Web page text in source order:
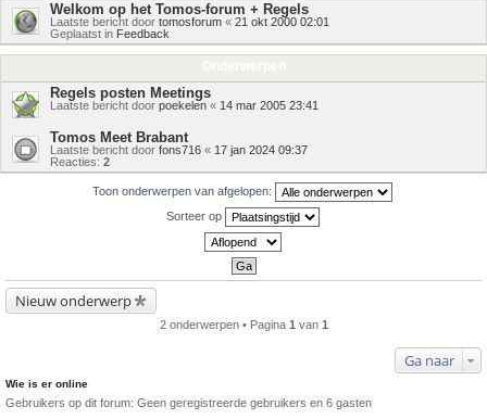
Welkom op het Tomos-forum + Regels
Laatste bericht door tomosforum « 21 okt 2000 02:01
Geplaatst in Feedback
Regels posten Meetings
Laatste bericht door poekelen « 14 mar 2005 23:41
Tomos Meet Brabant
Laatste bericht door fons716 « 17 jan 2024 09:37
Reacties: 2
Toon onderwerpen van afgelopen:
Sorteer op
Nieuw onderwerp
2 onderwerpen • Pagina 1 van 1
Ga naar
Wie is er online
Gebruikers op dit forum: Geen geregistreerde gebruikers en 6 gasten